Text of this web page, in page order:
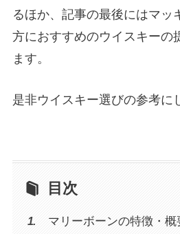
るほか、記事の最後にはマッ
方におすすめのウイスキーの
ます。
是非ウイスキー選びの参考に
目次
マリーボーンの特徴・概